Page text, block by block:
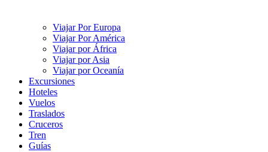
Viajar Por Europa
Viajar Por América
Viajar por África
Viajar por Asia
Viajar por Oceanía
Excursiones
Hoteles
Vuelos
Traslados
Cruceros
Tren
Guías